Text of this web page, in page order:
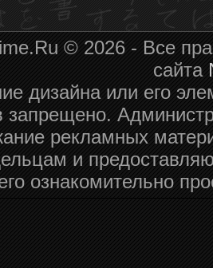
© 2026 - Все
сайта
дизайна или его
запрещено.
рекламных
и
ознакомительно